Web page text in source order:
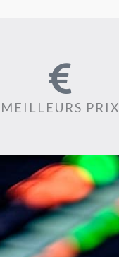
MEILLEURS PRIX